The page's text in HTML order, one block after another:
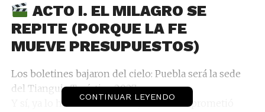
ACTO I. EL MILAGRO SE
REPITE (PORQUE LA FE
MUEVE PRESUPUESTOS)
Los boletines bajaron del cielo: Puebla será la sede
del Tianguis Turístico 2027.
Y sí, ya lo había sido en 2013, cuando se prometió
CONTINUAR LEYENDO